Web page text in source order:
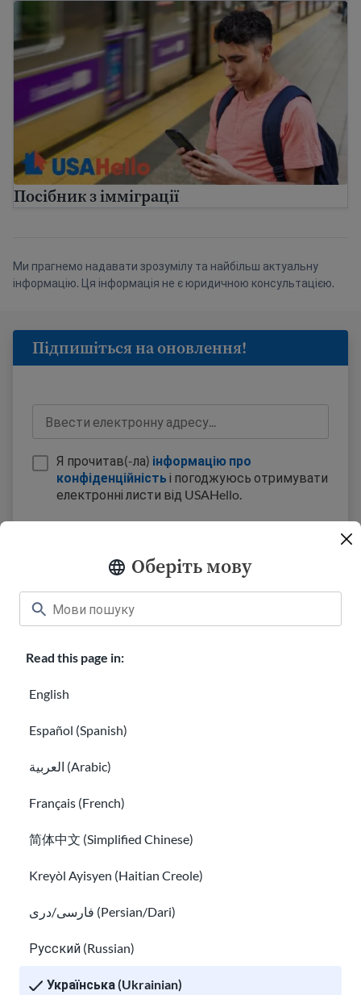
Оберіть мову
Read this page in:
English
Español (Spanish)
العربية (Arabic)
Français (French)
简体中文 (Simplified Chinese)
Kreyòl Ayisyen (Haitian Creole)
فارسی/دری (Persian/Dari)
Русский (Russian)
Українська (Ukrainian)
Посібник з імміграції
Посібник з імміграції
Ми прагнемо надавати зрозумілу та найбільш актуальну
інформацію. Ця інформація не є юридичною консультацією.
Навчання About USAHello
Кар'єра в USAHello
Підпишіться на оновлення!
Я прочитав(-ла) інформацію про
конфіденційність і погоджуюсь отримувати
електронні листи від USAHello.
Правило конфіденційності
Ви можете копіювати та розповсюджувати матеріали
USAHelloза ліцензією Creative Commons
розміщувати посилання на наш вебсайт при використанні